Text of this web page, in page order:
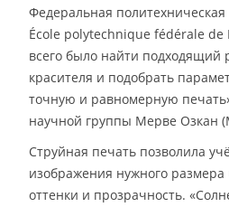
Федеральная
École polytechnique fédérale de
всего было найти подходящий
красителя и подобрать
точную и равномерную
научной группы Мерве Озкан
Струйная печать позволила
изображения нужного
оттенки и прозрачность.